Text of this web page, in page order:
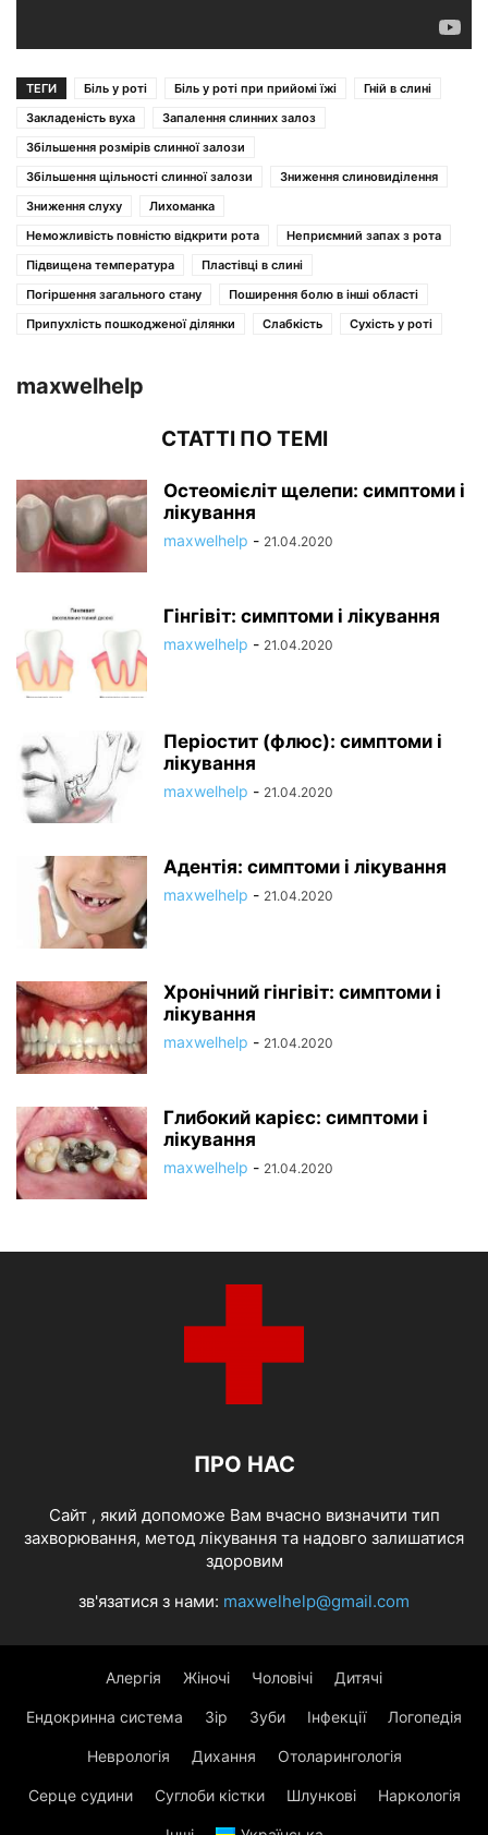
ТЕГИ Біль у роті Біль у роті при прийомі їжі
Гній в слині
Закладеність вуха
Запалення слинних залоз
Збільшення розмірів слинної залози
Збільшення щільності слинної залози
Зниження слиновиділення
Зниження слуху
Лихоманка
Неможливість повністю відкрити рота
Неприємний запах з рота
Підвищена температура
Пластівці в слині
Погіршення загального стану
Поширення болю в інші області
Припухлість пошкодженої ділянки
Слабкість Сухість у роті
maxwelhelp
СТАТТІ ПО ТЕМІ
Остеомієліт щелепи: симптоми і
лікування
maxwelhelp - 21.04.2020
Гінгівіт: симптоми і лікування
maxwelhelp - 21.04.2020
Періостит (флюс): симптоми і
лікування
maxwelhelp - 21.04.2020
Адентія: симптоми і лікування
maxwelhelp - 21.04.2020
Хронічний гінгівіт: симптоми і
лікування
maxwelhelp - 21.04.2020
Глибокий карієс: симптоми і
лікування
maxwelhelp - 21.04.2020
ПРО НАС
Cайт , який допоможе Вам вчасно визначити тип
захворювання, метод лікування та надовго залишатися
здоровим
зв'язатися з нами: maxwelhelp@gmail.com
Алергія Жіночі Чоловічі Дитячі
Ендокринна система Зір Зуби Інфекції Логопедія
Неврологія Дихання Отоларингологія
Серце судини Суглоби кістки Шлункові Наркологія